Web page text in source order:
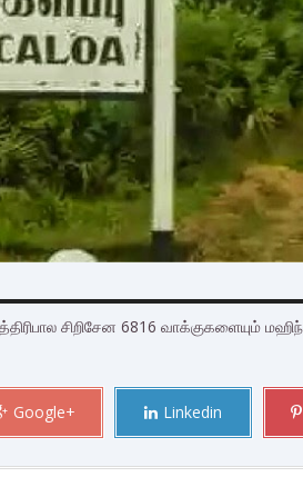
சிறிசேன 6816 வாக்குகளையும்
Google+ Linkedin